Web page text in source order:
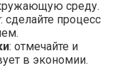
среду.
: сделайте процесс
: отмечайте и
в экономии.